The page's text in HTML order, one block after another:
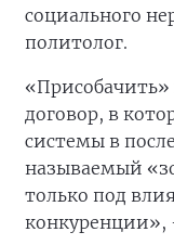
социального
политолог.
договор, в
системы в
называемый
только под
конкуренции»,